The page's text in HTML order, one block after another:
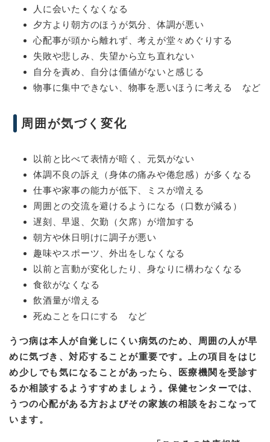
人に会いたくなくなる
夕方より朝方のほうが気分、体調が悪い
心配事が頭から離れず、考えが堂々めぐりする
失敗や悲しみ、失望から立ち直れない
自分を責め、自分は価値がないと感じる
物事に集中できない、物事を悪いほうに考える など
周囲が気づく変化
以前と比べて表情が暗く、元気がない
体調不良の訴え（身体の痛みや倦怠感）が多くなる
仕事や家事の能力が低下、ミスが増える
周囲との交流を避けるようになる（口数が減る）
遅刻、早退、欠勤（欠席）が増加する
朝方や休日明けに調子が悪い
趣味やスポーツ、外出をしなくなる
以前と言動が変化したり、身なりに構わなくなる
食欲がなくなる
飲酒量が増える
死ぬことを口にする など
うつ病は本人が自覚しにくい病気のため、周囲の人が早
めに気づき、対応することが重要です。上の項目をはじ
め少しでも気になることがあったら、医療機関を受診す
るか相談するようすすめましょう。保健センターでは、
うつの心配がある方およびその家族の相談をおこなって
います。